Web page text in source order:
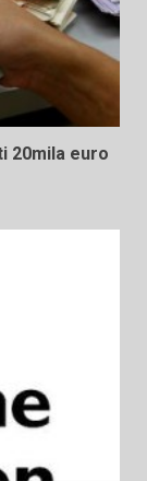
20mila euro